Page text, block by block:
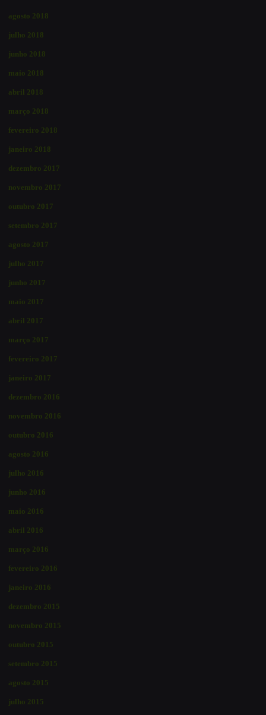
agosto 2018
julho 2018
junho 2018
maio 2018
abril 2018
março 2018
fevereiro 2018
janeiro 2018
dezembro 2017
novembro 2017
outubro 2017
setembro 2017
agosto 2017
julho 2017
junho 2017
maio 2017
abril 2017
março 2017
fevereiro 2017
janeiro 2017
dezembro 2016
novembro 2016
outubro 2016
agosto 2016
julho 2016
junho 2016
maio 2016
abril 2016
março 2016
fevereiro 2016
janeiro 2016
dezembro 2015
novembro 2015
outubro 2015
setembro 2015
agosto 2015
julho 2015